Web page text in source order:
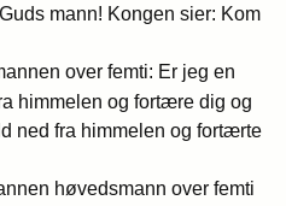
mann! Kongen sier: Kom
over femti: Er jeg en
himmelen og fortære dig og
ned fra himmelen og fortærte
høvedsmann over femti